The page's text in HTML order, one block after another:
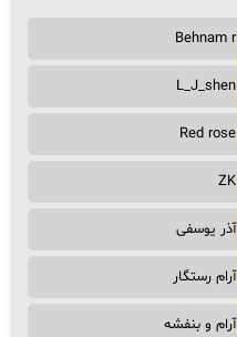
Behnam r
L_J_shen
Red rose
ZK
آذر یوسفی
آرام رستگار
آرام و بنفشه